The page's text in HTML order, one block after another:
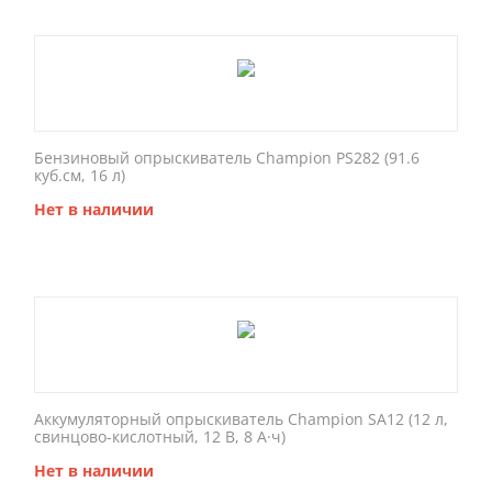
Бензиновый опрыскиватель Champion PS282 (91.6
куб.см, 16 л)
Нет в наличии
Аккумуляторный опрыскиватель Champion SA12 (12 л,
свинцово-кислотный, 12 В, 8 А·ч)
Нет в наличии